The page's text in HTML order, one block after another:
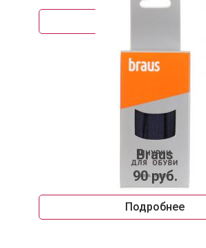
Braus
90 руб.
Подробнее